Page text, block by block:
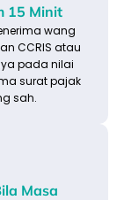
15 Minit
wang
CCRIS atau
pada nilai
surat pajak
sah.
Masa